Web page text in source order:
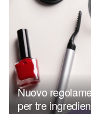
Nuovo
per tre